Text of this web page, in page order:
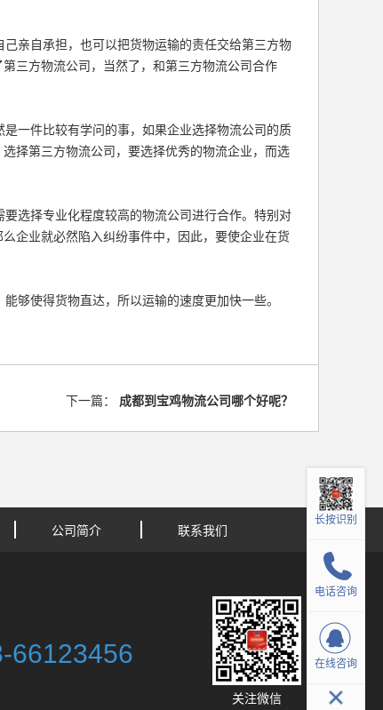
亲自承担，也可以把货物运输的责任交给第三方物
三方物流公司，当然了，和第三方物流公司合作
一件比较有学问的事，如果企业选择物流公司的质
择第三方物流公司，要选择优秀的物流企业，而选
选择专业化程度较高的物流公司进行合作。特别对
企业就必然陷入纠纷事件中，因此，要使企业在货
够使得货物直达，所以运输的速度更加快一些。
下一篇： 成都到宝鸡物流公司哪个好呢？
公司简介 联系我们
66123456
关注微信
长按识别
电话咨询
在线咨询